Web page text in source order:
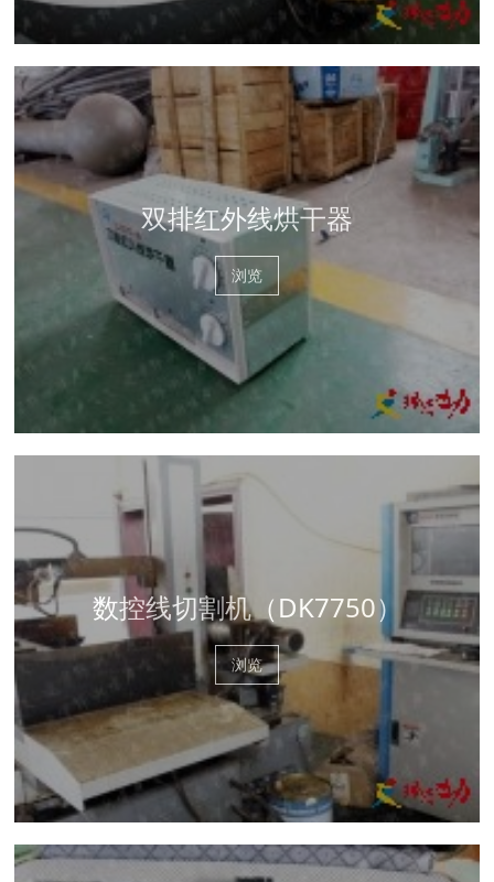
双排红外线烘干器
浏览
数控线切割机（DK7750）
浏览